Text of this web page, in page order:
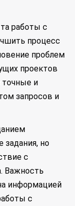
работы с
процесс
проблем
проектов
и
запросов и
задания, но
с
Важность
информацией
с